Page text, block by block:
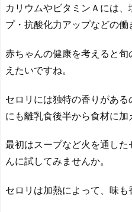
カリウムやビタミンＡには
プ・抗酸化力アップなどの働
赤ちゃんの健康を考えると
えたいですね。
セロリには独特の香りがあ
にも離乳食後半から食材に加
最初はスープなど火を通し
んに試してみませんか。
セロリは加熱によって、味も